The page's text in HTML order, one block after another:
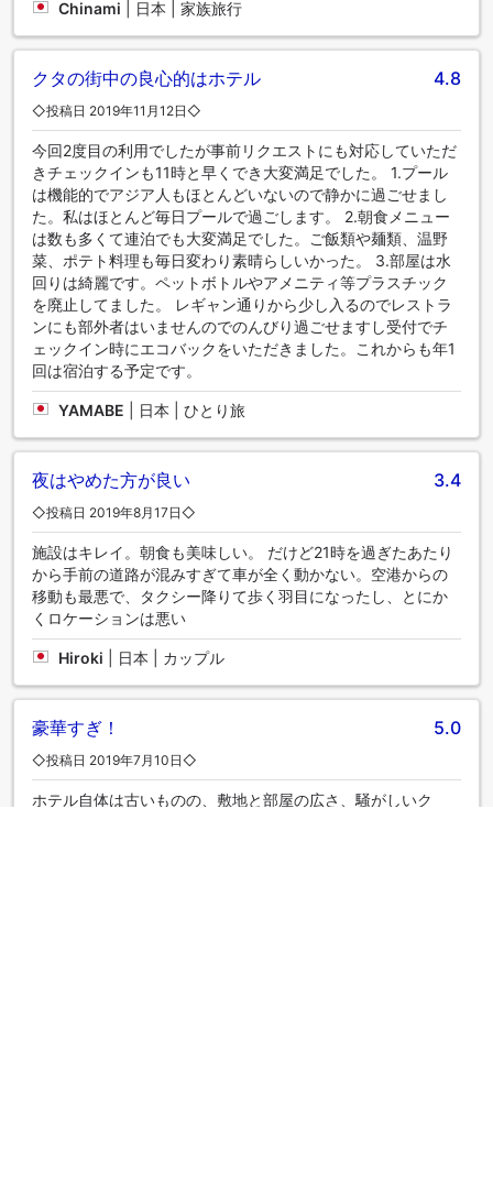
Chinami 日本 | 家族旅行
クタの街中の良心的はホテル 4.8
◇投稿日 2019年11月12日◇
今回2度目の利用でしたが事前リクエストにも対応していただ
きチェックインも11時と早くでき大変満足でした。 1.プール
は機能的でアジア人もほとんどいないので静かに過ごせまし
た。私はほとんど毎日プールで過ごします。 2.朝食メニュー
は数も多くて連泊でも大変満足でした。ご飯類や麺類、温野
菜、ポテト料理も毎日変わり素晴らしいかった。 3.部屋は水
回りは綺麗です。ペットボトルやアメニティ等プラスチック
を廃止してました。 レギャン通りから少し入るのでレストラ
ンにも部外者はいませんのでのんびり過ごせますし受付でチ
ェックイン時にエコバックをいただきました。これからも年1
回は宿泊する予定です。
YAMABE 日本 | ひとり旅
夜はやめた方が良い 3.4
◇投稿日 2019年8月17日◇
施設はキレイ。朝食も美味しい。 だけど21時を過ぎたあたり
から手前の道路が混みすぎて車が全く動かない。空港からの
移動も最悪で、タクシー降りて歩く羽目になったし、とにか
くロケーションは悪い
Hiroki 日本 | カップル
豪華すぎ！ 5.0
◇投稿日 2019年7月10日◇
ホテル自体は古いものの、敷地と部屋の広さ、騒がしいク